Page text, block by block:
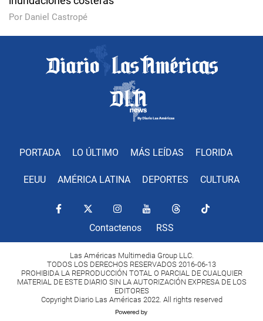
Por Daniel Castropé
PORTADA LO ÚLTIMO MÁS LEÍDAS FLORIDA
EEUU AMÉRICA LATINA DEPORTES CULTURA
Contactenos RSS
Las Américas Multimedia Group LLC.
TODOS LOS DERECHOS RESERVADOS 2016-06-13
PROHIBIDA LA REPRODUCCIÓN TOTAL O PARCIAL DE CUALQUIER
MATERIAL DE ESTE DIARIO SIN LA AUTORIZACIÓN EXPRESA DE LOS
EDITORES
Copyright Diario Las Américas 2022. All rights reserved